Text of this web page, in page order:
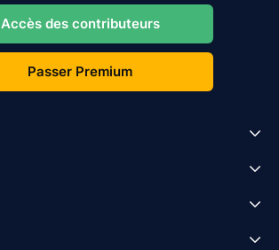
Accès des contributeurs
Passer Premium